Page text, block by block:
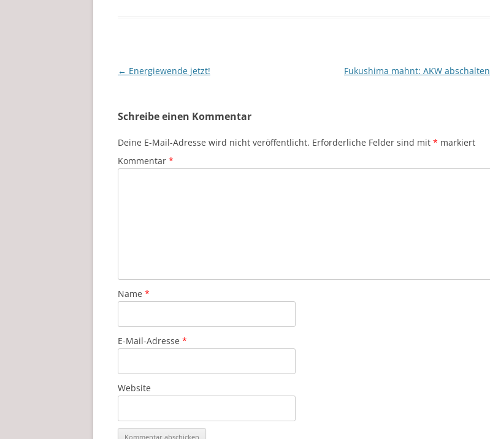
Beitragsnavigation
← Energiewende jetzt! Fukushima mahnt: AKW abschalten
Schreibe einen Kommentar
Deine E-Mail-Adresse wird nicht veröffentlicht. Erforderliche Felder sind mit * markiert
Kommentar *
Name *
E-Mail-Adresse *
Website